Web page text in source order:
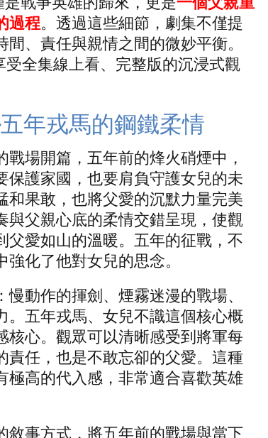
過程。透過這些細節，劇集不僅提
、責任與親情之間的微妙平衡。
全集線上看、完整版的沉浸式觀
年戎馬的鋼鐵柔情
戰場開篇，五年前的烽火硝煙中，
保護家國，也要肩負守護女兒的未
和果敢，也將父愛的沉默力量完美
與父親心底的柔情交錯呈現，使觀
父愛如山的溫暖。五年的征戰，不
化了他對女兒的思念。
動作的揮劍、煙霧迷漫的戰場、
。五年戎馬、女兒不識這個核心概
核心。觀眾可以清晰感受到將軍每
任，也是不敢忘卻的父愛。這種
極高的代入感，非常適合喜歡英雄
敘事方式，將五年前的戰場與當下